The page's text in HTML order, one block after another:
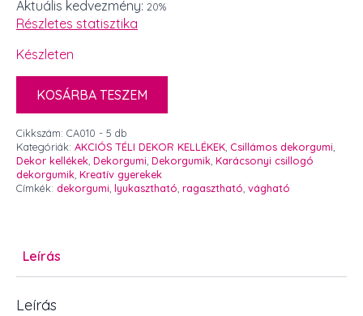
1
430 Ft.
1
150 Ft.
Aktuális kedvezmény: 20%
Részletes statisztika
Készleten
KOSÁRBA TESZEM
Cikkszám: CA010 - 5 db
Kategóriák: AKCIÓS TÉLI DEKOR KELLÉKEK, Csillámos dekorgumi,
Dekor kellékek, Dekorgumi, Dekorgumik, Karácsonyi csillogó
dekorgumik, Kreatív gyerekek
Címkék: dekorgumi, lyukasztható, ragasztható, vágható
Leírás
Leírás